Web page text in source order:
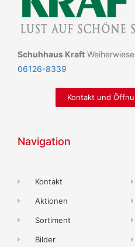
Schuhhaus Kraft
06126-8339
Kontakt und
Navigation
Kontakt
Aktionen
Sortiment
Bilder